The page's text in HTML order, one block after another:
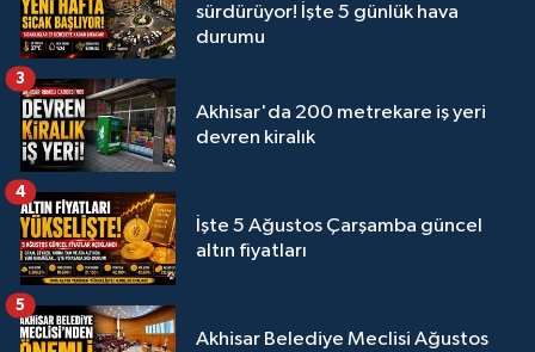
sürdürüyor! İşte 5 günlük hava
durumu
Akhisar'da 200 metrekare iş yeri
devren kiralık
3
İşte 5 Ağustos Çarşamba güncel
altın fiyatları
4
Akhisar Belediye Meclisi Ağustos
5